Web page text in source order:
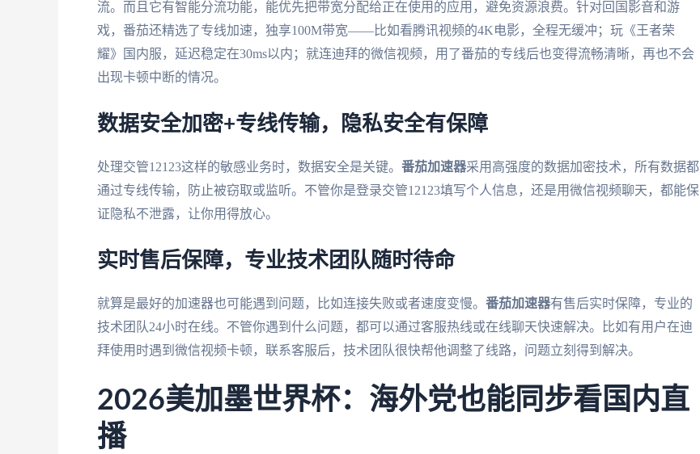
流。而且它有智能分流功能，能优先把带宽分配给正在使用的应用，避免资源浪费。针对回国影音和游
戏，番茄还精选了专线加速，独享100M带宽——比如看腾讯视频的4K电影，全程无缓冲；玩《王者荣
耀》国内服，延迟稳定在30ms以内；就连迪拜的微信视频，用了番茄的专线后也变得流畅清晰，再也不会
出现卡顿中断的情况。
数据安全加密+专线传输，隐私安全有保障
处理交管12123这样的敏感业务时，数据安全是关键。 番茄加速器采用高强度的数据加密技术，所有数据都
通过专线传输，防止被窃取或监听。不管你是登录交管12123填写个人信息，还是用微信视频聊天，都能保
证隐私不泄露，让你用得放心。
实时售后保障，专业技术团队随时待命
就算是最好的加速器也可能遇到问题，比如连接失败或者速度变慢。 番茄加速器有售后实时保障，专业的
技术团队24小时在线。不管你遇到什么问题，都可以通过客服热线或在线聊天快速解决。比如有用户在迪
拜使用时遇到微信视频卡顿，联系客服后，技术团队很快帮他调整了线路，问题立刻得到解决。
2026美加墨世界杯：海外党也能同步看国内直
播